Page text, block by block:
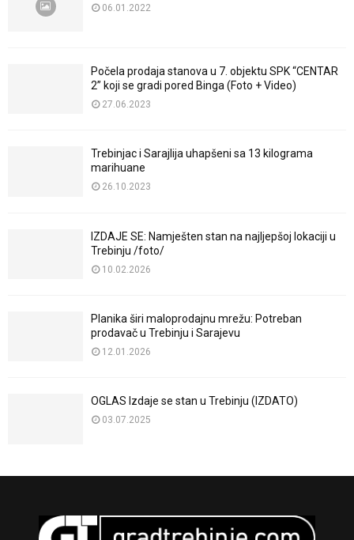
06.01.2022
Počela prodaja stanova u 7. objektu SPK “CENTAR
2” koji se gradi pored Binga (Foto + Video)
27.06.2023
Trebinjac i Sarajlija uhapšeni sa 13 kilograma
marihuane
26.10.2023
IZDAJE SE: Namješten stan na najljepšoj lokaciji u
Trebinju /foto/
10.02.2026
Planika širi maloprodajnu mrežu: Potreban
prodavač u Trebinju i Sarajevu
12.01.2026
OGLAS Izdaje se stan u Trebinju (IZDATO)
03.07.2025